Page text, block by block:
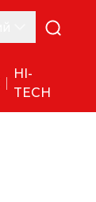
HI-
TECH